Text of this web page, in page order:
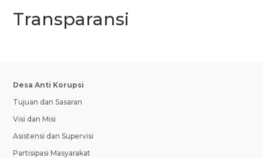
Transparansi
Desa Anti Korupsi
Tujuan dan Sasaran
Visi dan Misi
Asistensi dan Supervisi
Partisipasi Masyarakat